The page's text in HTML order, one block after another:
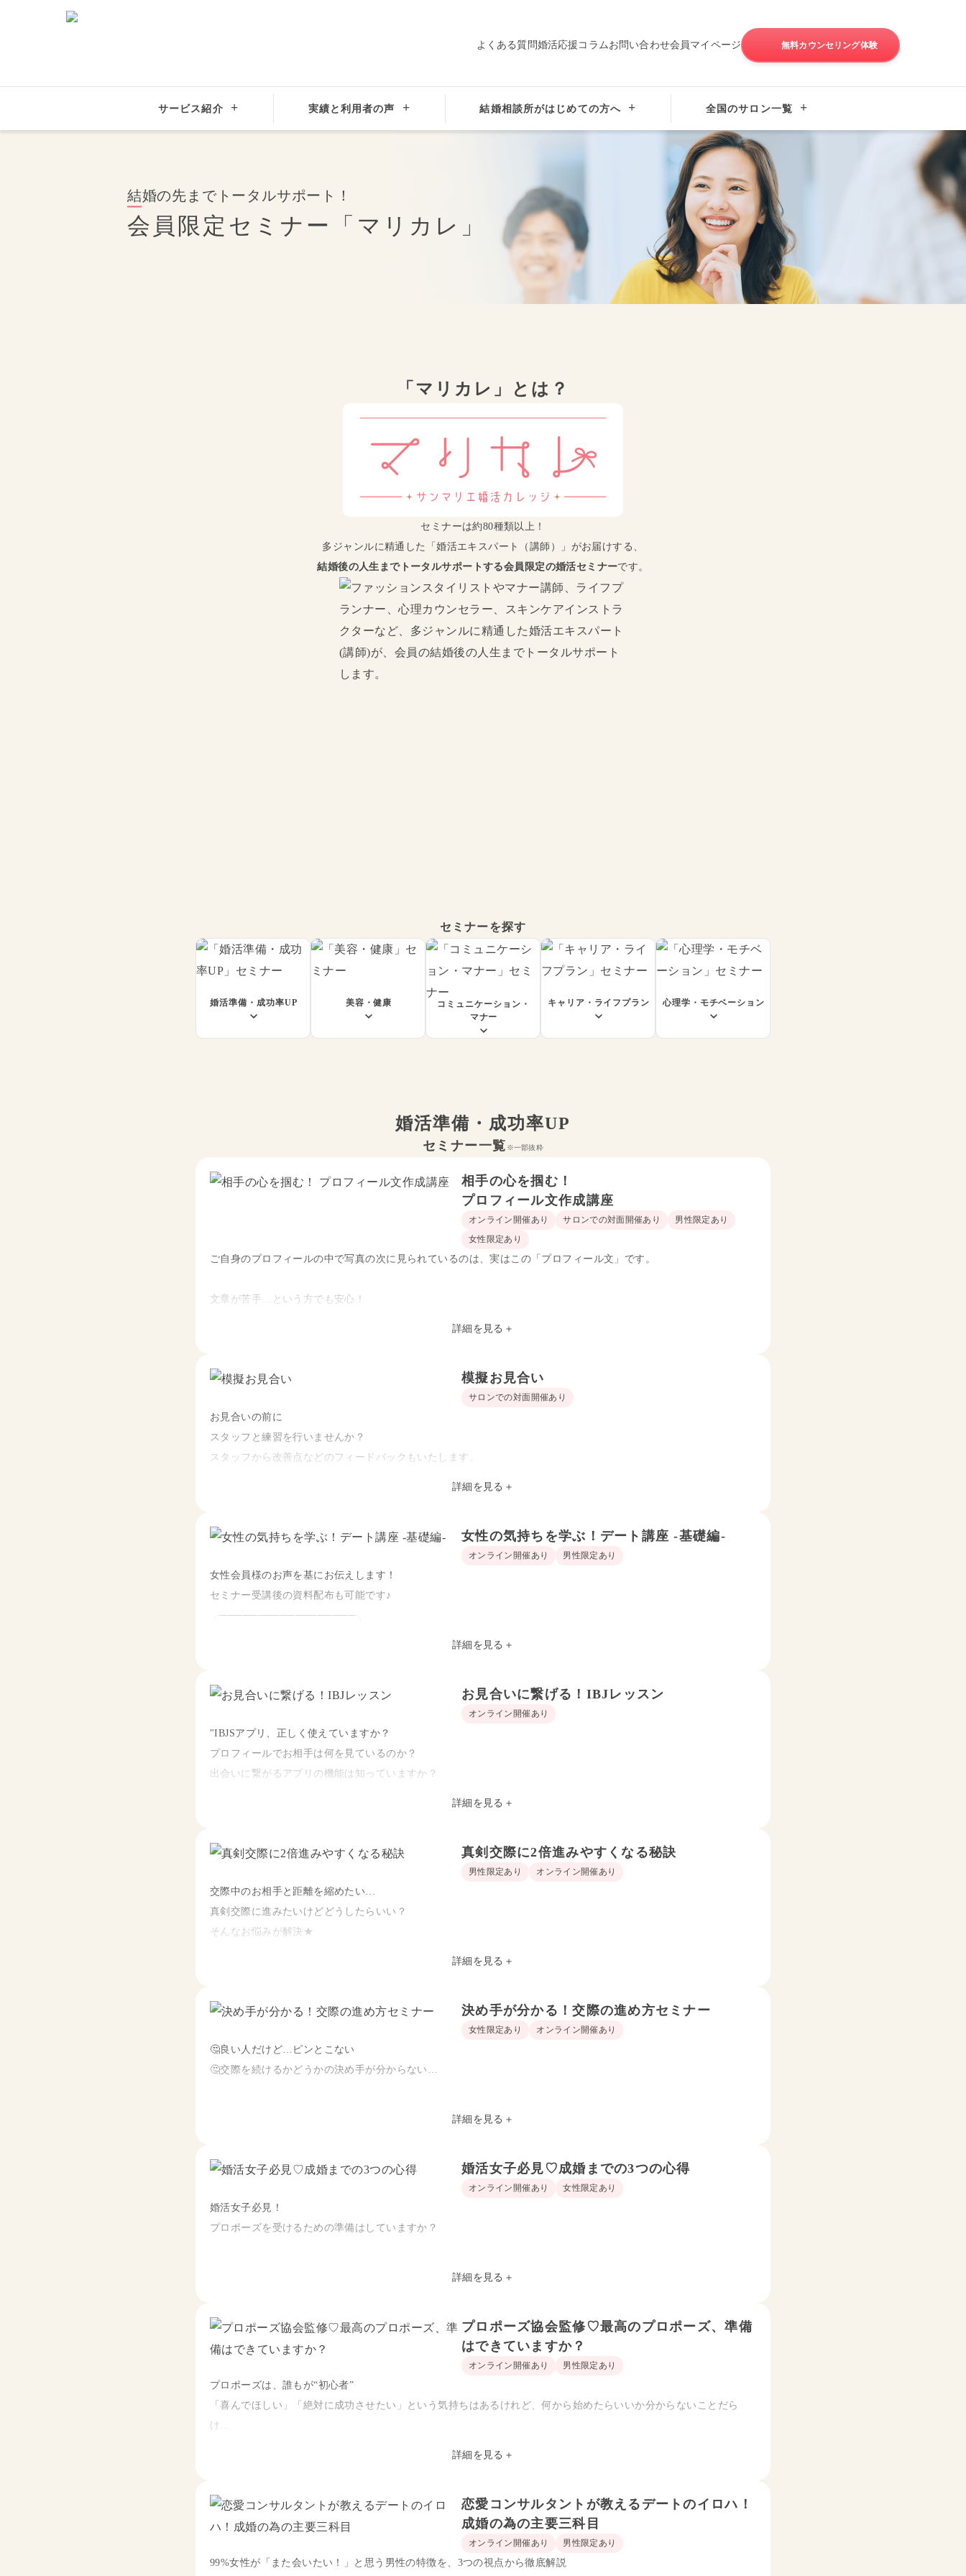
よくある質問婚活応援コラム お問い合わせ会員マイページ 無料カウンセリング体験
サービス紹介 実績と利用者の声 結婚相談所がはじめての方へ 全国のサロン一覧
結婚相談所サンマリエ 会員限定セミナー「マリカレ」
結婚の先までトータルサポート！
会員限定セミナー 「マリカレ」
「マリカレ」とは？
セミナーは約80種類以上！
多ジャンルに精通した
「婚活エキスパート（講師）」がお届けする、
結婚後の人生までトータルサポートする会員限定の婚活セミナーです。
セミナーを探す
婚活準備・成功率UP 美容・健康
コミュニケーション・
マナー
キャリア・ライフプラン 心理学・モチベーション
婚活準備・成功率UP
セミナー一覧 ※一部抜粋
相手の心を掴む！
プロフィール文作成講座
オンライン開催あり サロンでの対面開催あり
男性限定あり
女性限定あり
ご自身のプロフィールの中で写真の次に見られているのは、実はこの「プロフィール文」です。
文章が苦手…という方でも安心！
①文章には人柄が出る⁉
③魅せるテクニック【NG例有り】
ご自身のプロフィールをお手元にご用意しておくとより内容をご理解いただけると思います！
詳細を見る ＋
模擬お見合い
サロンでの対面開催あり
お見合いの前に
スタッフと練習を行いませんか？
スタッフから改善点などのフィードバックもいたします。
・お断りの原因がわからない
そんな方へ…
サンマリエ・オペラシティサロン内で模擬お見合いを行っております♪
・復習用レポート
《模擬お見合いの流れ》
事前アンケートでお悩みを入力
※お見合い時と同じ服装でお越しください
詳細を見る ＋
女性の気持ちを学ぶ！デート講座 -基礎編-
オンライン開催あり 男性限定あり
女性会員様のお声を基にお伝えします！
セミナー受講後の資料配布も可能です♪
╭──────────────────╮
・お店の決め方
・帰り際での＋αの気遣い
・帰ったあとに送る正解のメッセージ
・次のデートの決め方 ...etc
絶対に次に繋げたい方、初デートを控えている方
におすすめのセミナーです♥
╰──────────────────╯
詳細を見る ＋
お見合いに繋げる！IBJレッスン
オンライン開催あり
"IBJSアプリ、正しく使えていますか？
プロフィールでお相手は何を見ているのか？
出会いに繋がるアプリの機能は知っていますか？
・どんなプロフィールが印象良いか
・自分に申し込んでもらう方法
・成立率の高いお相手の見極め方
詳細を見る ＋
真剣交際に2倍進みやすくなる秘訣
男性限定あり オンライン開催あり
交際中のお相手と距離を縮めたい…
真剣交際に進みたいけどどうしたらいい？
そんなお悩みが解決★
特に重要な…4～5回目のデートでの距離の縮め方。
話し方は？
お互いの呼び方は？
詳細を見る ＋
決め手が分かる！交際の進め方セミナー
女性限定あり オンライン開催あり
🤔良い人だけど…ピンとこない
🤔交際を続けるかどうかの決め手が分からない…
サンマリエ女性会員に聞いた「恋愛感情が芽生えたポイント」
特に重要な…交際を続けるかどうかの見極め方とは！？
詳細を見る ＋
婚活女子必見♡成婚までの3つの心得
オンライン開催あり 女性限定あり
婚活女子必見！
プロポーズを受けるための準備はしていますか？
将来の不安を減らすために婚活女子が知っておくべき成婚前の3つの心得！
◆不安や悩みの解消方法
◆理想のプロポーズの受け方
悩みを解決し、成婚退会された方のアンケート結果も特別に伝えさせていただきます。
詳細を見る ＋
プロポーズ協会監修♡最高のプロポーズ、準備
はできていますか？
オンライン開催あり 男性限定あり
プロポーズは、誰もが“初心者”
「喜んでほしい」「絶対に成功させたい」という気持ちはあるけれど、何から始めたらいいか分からないことだら
け...
最新のプロポーズ事例をご紹介.ᐟ.ᐟ
あなたのプロポーズをより特別にするお手伝いをいたします♡
詳細を見る ＋
恋愛コンサルタントが教えるデートのイロハ！
成婚の為の主要三科目
オンライン開催あり 男性限定あり
99%女性が「また会いたい！」と思う男性の特徴を、3つの視点から徹底解説